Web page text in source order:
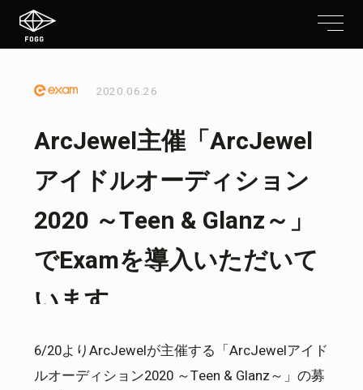
2020.06.26
ArcJewel主催「ArcJewel
アイドルオーディション
2020 ～Teen & Glanz～」
でExamを導入いただいて
います。
6/20よりArcJewelが主催する「ArcJewelアイド
ルオーディション2020 ～Teen & Glanz～」の募